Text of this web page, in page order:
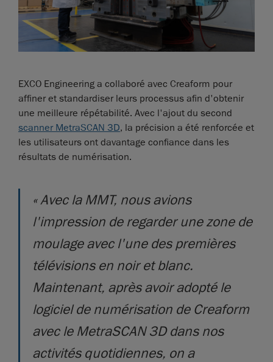
EXCO Engineering a collaboré avec Creaform pour
affiner et standardiser leurs processus afin d'obtenir
une meilleure répétabilité. Avec l'ajout du second
scanner MetraSCAN 3D, la précision a été renforcée et
les utilisateurs ont davantage confiance dans les
résultats de numérisation.
« Avec la MMT, nous avions
l'impression de regarder une zone de
moulage avec l'une des premières
télévisions en noir et blanc.
Maintenant, après avoir adopté le
logiciel de numérisation de Creaform
avec le MetraSCAN 3D dans nos
activités quotidiennes, on a